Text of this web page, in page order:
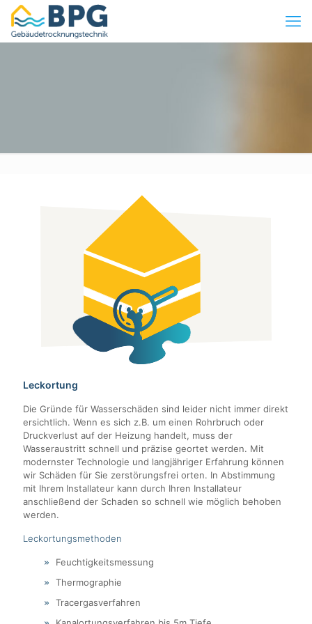
Leckortung
Die Gründe für Wasserschäden sind leider nicht immer direkt
ersichtlich. Wenn es sich z.B. um einen Rohrbruch oder
Druckverlust auf der Heizung handelt, muss der
Wasseraustritt schnell und präzise geortet werden. Mit
modernster Technologie und langjähriger Erfahrung können
wir Schäden für Sie zerstörungsfrei orten. In Abstimmung
mit Ihrem Installateur kann durch Ihren Installateur
anschließend der Schaden so schnell wie möglich behoben
werden.
Leckortungsmethoden
Feuchtigkeitsmessung
Thermographie
Tracergasverfahren